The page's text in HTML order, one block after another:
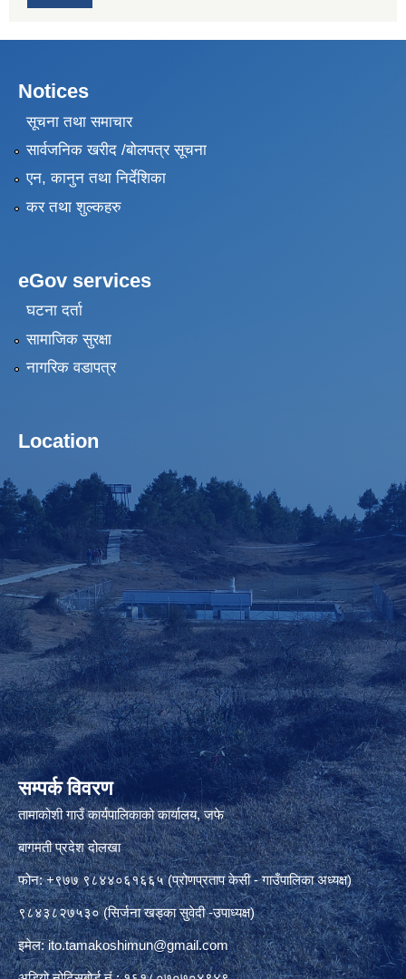
Notices
सूचना तथा समाचार
सार्वजनिक खरीद /बोलपत्र सूचना
एन, कानुन तथा निर्देशिका
कर तथा शुल्कहरु
eGov services
घटना दर्ता
सामाजिक सुरक्षा
नागरिक वडापत्र
Location
सम्पर्क विवरण
तामाकोशी गाउँ कार्यपालिकाको कार्यालय, जफे
बागमती प्रदेश दोलखा
फोन: +९७७ ९८४४०६१६६५ (प्रोणप्रताप केसी - गाउँपालिका अध्यक्ष)
९८४३८२७५३० (सिर्जना खड्का सुवेदी -उपाध्यक्ष)
इमेल:ito.tamakoshimun@gmail.com